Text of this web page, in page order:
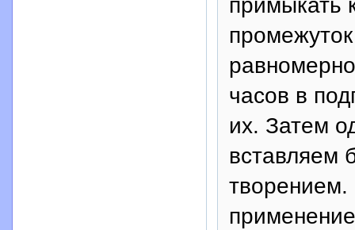
часов в
их. Затем
вставляем